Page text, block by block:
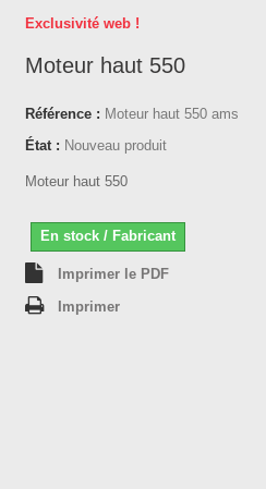
Exclusivité web !
Moteur haut 550
Référence : Moteur haut 550 ams
État : Nouveau produit
Moteur haut 550
En stock / Fabricant
Imprimer le PDF
Imprimer